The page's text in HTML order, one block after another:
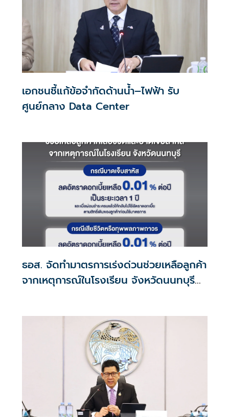
เอกชนชี้แก้ข้อจำกัดด้านน้ำ–ไฟฟ้า รับ
ศูนย์กลาง Data Center
ธอส. จัดทำมาตรการเร่งด่วนช่วยเหลือลูกค้า
จากเหตุการณ์ในโรงเรียน จังหวัดนนทบุรี